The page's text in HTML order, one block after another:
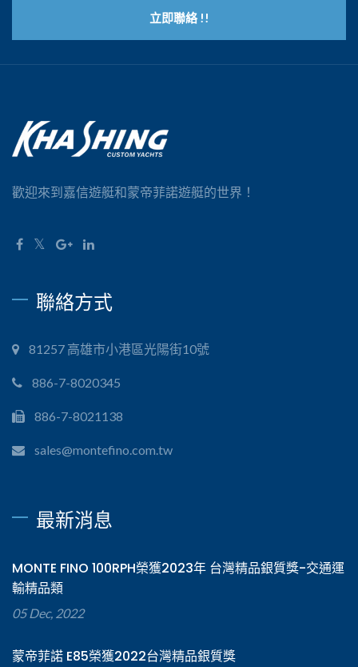
立即聯絡 !!
歡迎來到嘉信遊艇和蒙帝菲諾遊艇的世界！
聯絡方式
81257 高雄市小港區光陽街10號
886-7-8020345
886-7-8021138
sales@montefino.com.tw
最新消息
MONTE FINO 100RPH榮獲2023年 台灣精品銀質獎-交通運
輸精品類
05 Dec, 2022
蒙帝菲諾 E85榮獲2022台灣精品銀質獎